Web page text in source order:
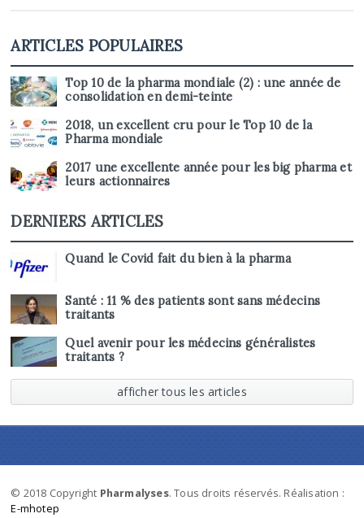
ARTICLES POPULAIRES
Top 10 de la pharma mondiale (2) : une année de
consolidation en demi-teinte
2018, un excellent cru pour le Top 10 de la
Pharma mondiale
2017 une excellente année pour les big pharma et
leurs actionnaires
DERNIERS ARTICLES
Quand le Covid fait du bien à la pharma
Santé : 11 % des patients sont sans médecins
traitants
Quel avenir pour les médecins généralistes
traitants ?
afficher tous les articles
© 2018 Copyright Pharmalyses. Tous droits réservés. Réalisation :
E-mhotep